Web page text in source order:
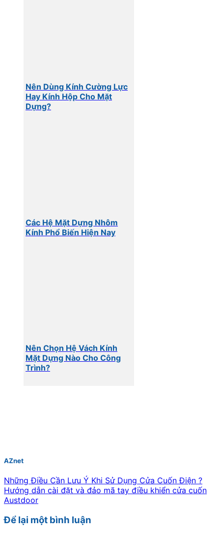
Nên Dùng Kính Cường Lực
Hay Kính Hộp Cho Mặt
Dựng?
Các Hệ Mặt Dựng Nhôm
Kính Phổ Biến Hiện Nay
Nên Chọn Hệ Vách Kính
Mặt Dựng Nào Cho Công
Trình?
AZnet
Những Điều Cần Lưu Ý Khi Sử Dụng Cửa Cuốn Điện ?
Hướng dẫn cài đặt và đảo mã tay điều khiển cửa cuốn
Austdoor
Để lại một bình luận